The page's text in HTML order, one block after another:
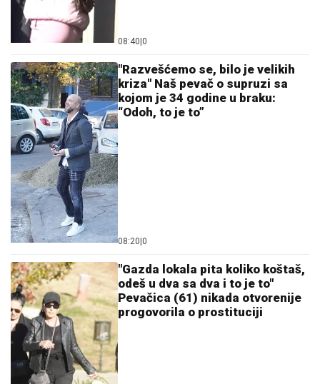
SNEŽANA SAVIĆ ISTA ONA MALINA IZ "SREĆNIH
LJUDI":Svi u šoku jer se nije promenila ni posle 30
GODINA!
SLOBA RADANOVIĆ SE OGLASIO
POSLE NAPADA:
nije bio ugrožen"
SRPSKOM REPREZENTATIVCU
DEMOLIRAN AUTO
inostranstvu kada su mu polupana
by Aklamator